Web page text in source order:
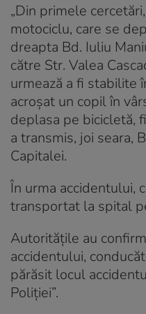
„Din primele
motociclu, care se
dreapta Bd. Iuliu
către Str. Valea
urmează a fi stabilite
acroşat un copil în
deplasa pe bicicletă,
a transmis, joi seara,
Capitalei.
În urma accidentului,
transportat la spital
Autoritățile au
accidentului,
părăsit locul
Poliţiei”.